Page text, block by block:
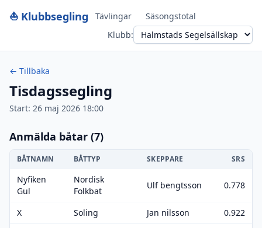
⛵ Klubbsegling Tävlingar
Säsongstotal
Klubb:
← Tillbaka
Tisdagssegling
Start: 26 maj 2026 18:00
Anmälda båtar (7)
BÅTNAMN BÅTTYP SKEPPARE SRS
Nyfiken
Gul
Nordisk
Folkbat
Ulf bengtsson 0.778
X Soling Jan nilsson
0.922